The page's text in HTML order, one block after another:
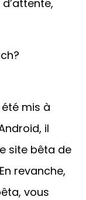
site bêta de
revanche,
vous
de test
13.